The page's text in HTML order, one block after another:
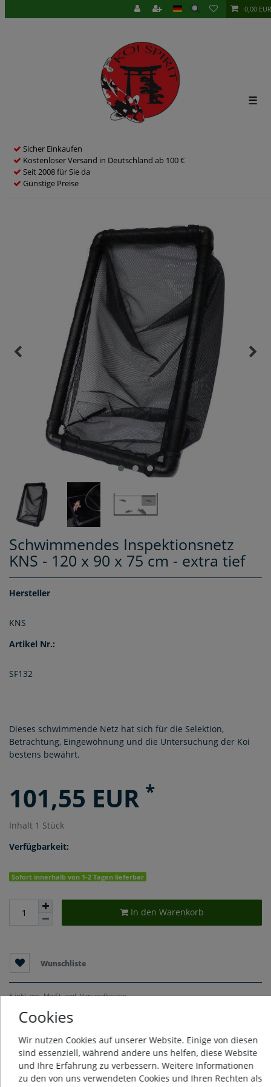
0,00 EUR
Sicher Einkaufen
Kostenloser Versand in Deutschland ab 100 €
Seit 2008 für Sie da
Günstige Preise
☰
Schwimmendes Inspektionsnetz
KNS - 120 x 90 x 75 cm - extra tief
Hersteller
KNS
Artikel Nr.:
SF132
Dieses schwimmende Netz hat sich für die Selektion,
Betrachtung, Eingewöhnung und die Untersuchung der Koi
bestens bewährt.
101,55 EUR *
Inhalt 1 Stück
Verfügbarkeit:
Sofort innerhalb von 1-2 Tagen lieferbar
In den Warenkorb
Wunschliste
* inkl. ges. MwSt. zzgl.Versandkosten
Beschreibung
Cookies
Wir nutzen Cookies auf unserer Website. Einige von diesen
sind essenziell, während andere uns helfen, diese Website
und Ihre Erfahrung zu verbessern. Weitere Informationen
zu den von uns verwendeten Cookies und Ihren Rechten als